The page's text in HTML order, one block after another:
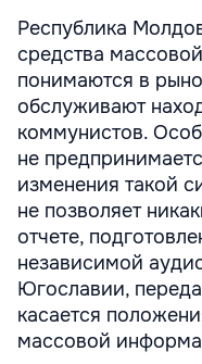
Республика
средства
понимаются в
обслуживают
коммунистов.
не
изменения такой
не позволяет
отчете,
независимой
Югославии,
касается
массовой